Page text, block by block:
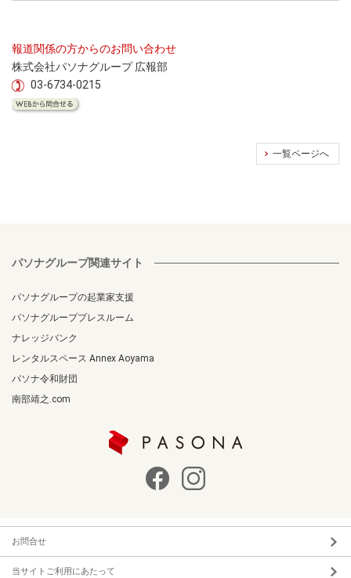
報道関係の方からのお問い合わせ
株式会社パソナグループ 広報部
03-6734-0215
一覧ページへ
パソナグループ関連サイト
パソナグループの起業家支援
パソナグループプレスルーム
ナレッジバンク
レンタルスペース Annex Aoyama
パソナ令和財団
南部靖之.com
お問合せ
当サイトご利用にあたって